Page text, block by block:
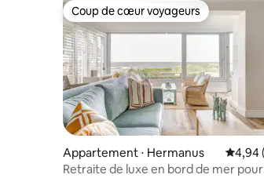
Coup de cœur voyageurs
Coup de cœur voyageurs
Appartement ⋅ Hermanus
4,94
Retraite de luxe en bord de mer pour